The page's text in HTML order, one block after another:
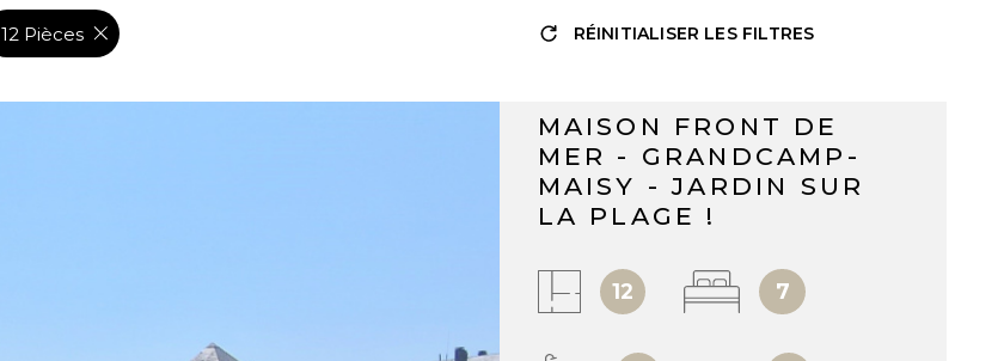
12 Pièces RÉINITIALISER LES FILTRES
MAISON FRONT DE
MER - GRANDCAMP-
MAISY - JARDIN SUR
LA PLAGE !
12 7